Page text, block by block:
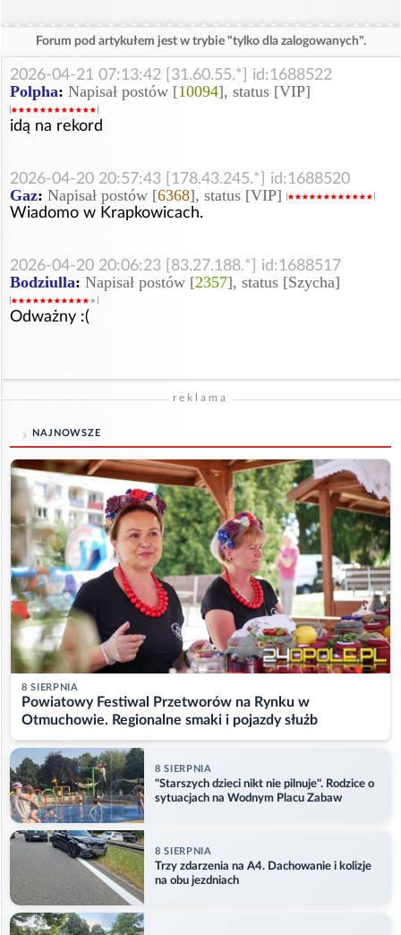
Forum pod artykułem jest w trybie "tylko dla zalogowanych".
2026-04-21 07:13:42 [31.60.55.*] id:1688522
Polpha: Napisał postów [10094], status [VIP]
idą na rekord
2026-04-20 20:57:43 [178.43.245.*] id:1688520
Gaz: Napisał postów [6368], status [VIP]
Wiadomo w Krapkowicach.
2026-04-20 20:06:23 [83.27.188.*] id:1688517
Bodziulla: Napisał postów [2357], status [Szycha]
Odważny :(
reklama
NAJNOWSZE
8 SIERPNIA
Powiatowy Festiwal Przetworów na Rynku w
Otmuchowie. Regionalne smaki i pojazdy służb
8 SIERPNIA
"Starszych dzieci nikt nie pilnuje". Rodzice o
sytuacjach na Wodnym Placu Zabaw
8 SIERPNIA
Trzy zdarzenia na A4. Dachowanie i kolizje
na obu jezdniach